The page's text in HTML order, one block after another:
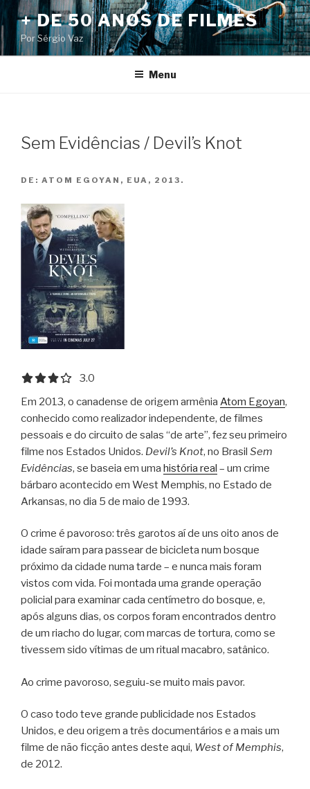
Pular
para
o
conteúdo
+ DE 50 ANOS DE FILMES
Por Sérgio Vaz
Menu
Sem Evidências / Devil’s Knot
DE: ATOM EGOYAN, EUA, 2013.
3.0 out of 5.0 stars
3.0
Em 2013, o canadense de origem armênia Atom Egoyan,
conhecido como realizador independente, de filmes
pessoais e do circuito de salas “de arte”, fez seu primeiro
filme nos Estados Unidos. Devil’s Knot, no Brasil Sem
Evidências, se baseia em uma história real – um crime
bárbaro acontecido em West Memphis, no Estado de
Arkansas, no dia 5 de maio de 1993.
O crime é pavoroso: três garotos aí de uns oito anos de
idade saíram para passear de bicicleta num bosque
próximo da cidade numa tarde – e nunca mais foram
vistos com vida. Foi montada uma grande operação
policial para examinar cada centímetro do bosque, e,
após alguns dias, os corpos foram encontrados dentro
de um riacho do lugar, com marcas de tortura, como se
tivessem sido vítimas de um ritual macabro, satânico.
Ao crime pavoroso, seguiu-se muito mais pavor.
O caso todo teve grande publicidade nos Estados
Unidos, e deu origem a três documentários e a mais um
filme de não ficção antes deste aqui, West of Memphis,
de 2012.